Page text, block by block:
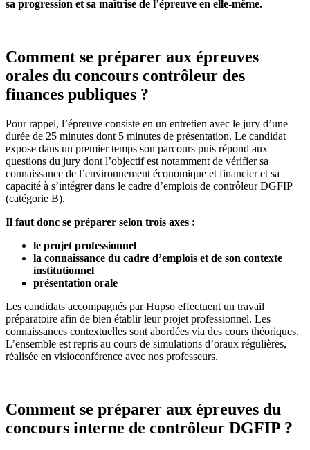
sa progression et sa maîtrise de l’épreuve en elle-même.
Comment se préparer aux épreuves
orales du concours contrôleur des
finances publiques ?
Pour rappel, l’épreuve consiste en un entretien avec le jury d’une
durée de 25 minutes dont 5 minutes de présentation. Le candidat
expose dans un premier temps son parcours puis répond aux
questions du jury dont l’objectif est notamment de vérifier sa
connaissance de l’environnement économique et financier et sa
capacité à s’intégrer dans le cadre d’emplois de contrôleur DGFIP
(catégorie B).
Il faut donc se préparer selon trois axes :
le projet professionnel
la connaissance du cadre d’emplois et de son contexte
institutionnel
présentation orale
Les candidats accompagnés par Hupso effectuent un travail
préparatoire afin de bien établir leur projet professionnel. Les
connaissances contextuelles sont abordées via des cours théoriques.
L’ensemble est repris au cours de simulations d’oraux régulières,
réalisée en visioconférence avec nos professeurs.
Comment se préparer aux épreuves du
concours interne de contrôleur DGFIP ?